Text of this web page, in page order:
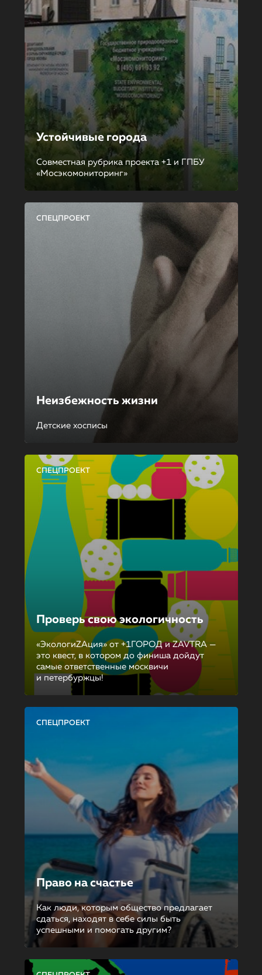
Устойчивые города
Совместная рубрика проекта +1 и ГПБУ
«Мосэкомониторинг»
СПЕЦПРОЕКТ
Неизбежность жизни
Детские хосписы
СПЕЦПРОЕКТ
Проверь свою экологичность
«ЭкологиZAция» от +1ГОРОД и ZAVTRA —
это квест, в котором до финиша дойдут
самые ответственные москвичи
и петербуржцы!
СПЕЦПРОЕКТ
Право на счастье
Как люди, которым общество предлагает
сдаться, находят в себе силы быть
успешными и помогать другим?